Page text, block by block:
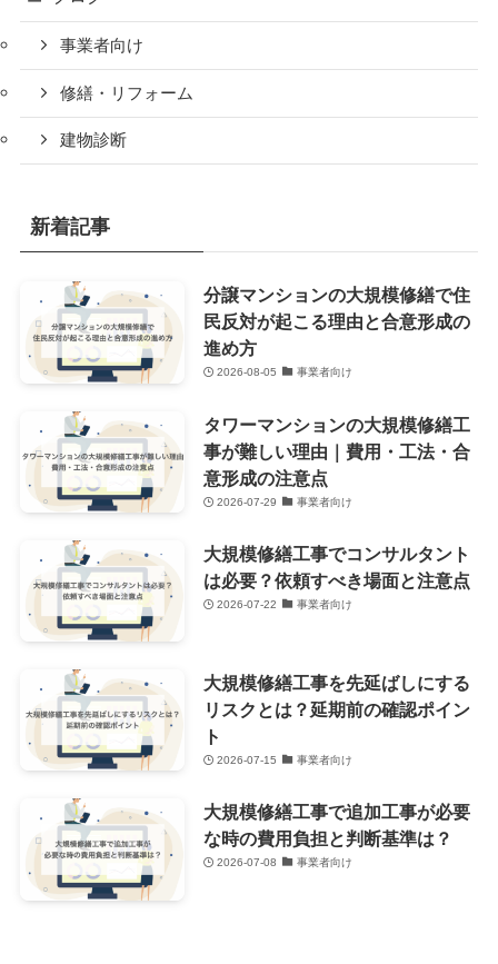
事業者向け
修繕・リフォーム
建物診断
新着記事
分譲マンションの大規模修繕で住
民反対が起こる理由と合意形成の
進め方
2026-08-05 事業者向け
タワーマンションの大規模修繕工
事が難しい理由｜費用・工法・合
意形成の注意点
2026-07-29 事業者向け
大規模修繕工事でコンサルタント
は必要？依頼すべき場面と注意点
2026-07-22 事業者向け
大規模修繕工事を先延ばしにする
リスクとは？延期前の確認ポイン
ト
2026-07-15 事業者向け
大規模修繕工事で追加工事が必要
な時の費用負担と判断基準は？
2026-07-08 事業者向け